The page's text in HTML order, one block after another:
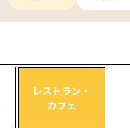
レストラン・
カフェ